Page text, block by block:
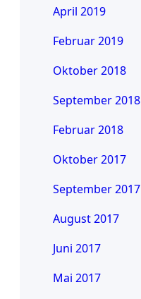
April 2019
Februar 2019
Oktober 2018
September 2018
Februar 2018
Oktober 2017
September 2017
August 2017
Juni 2017
Mai 2017